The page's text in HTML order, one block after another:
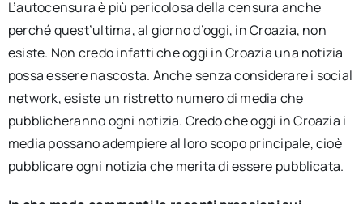
L’autocensura è più pericolosa della censura anche
perché quest’ultima, al giorno d’oggi, in Croazia, non
esiste. Non credo infatti che oggi in Croazia una notizia
possa essere nascosta. Anche senza considerare i social
network, esiste un ristretto numero di media che
pubblicheranno ogni notizia. Credo che oggi in Croazia i
media possano adempiere al loro scopo principale, cioè
pubblicare ogni notizia che merita di essere pubblicata.